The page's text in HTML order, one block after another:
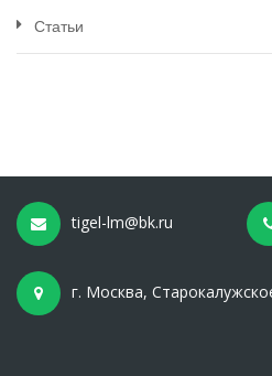
Статьи
tigel-lm@bk.ru
г. Москва,